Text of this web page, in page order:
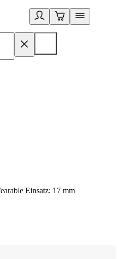
Einsatz: 17 mm